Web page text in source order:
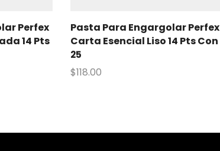
Perfex
14 Pts
Pasta Para Engargolar Perfex
Carta Esencial Liso 14 Pts Con
25
$118.00